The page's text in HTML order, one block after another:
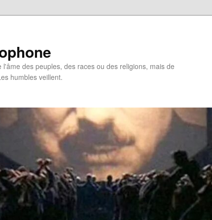
des peuples, des races ou des religions, mais de
humbles veillent.